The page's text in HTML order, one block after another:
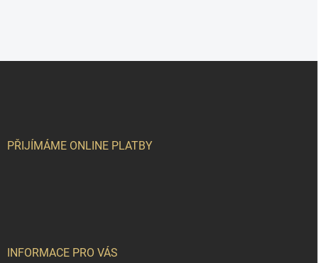
PŘIJÍMÁME ONLINE PLATBY
INFORMACE PRO VÁS